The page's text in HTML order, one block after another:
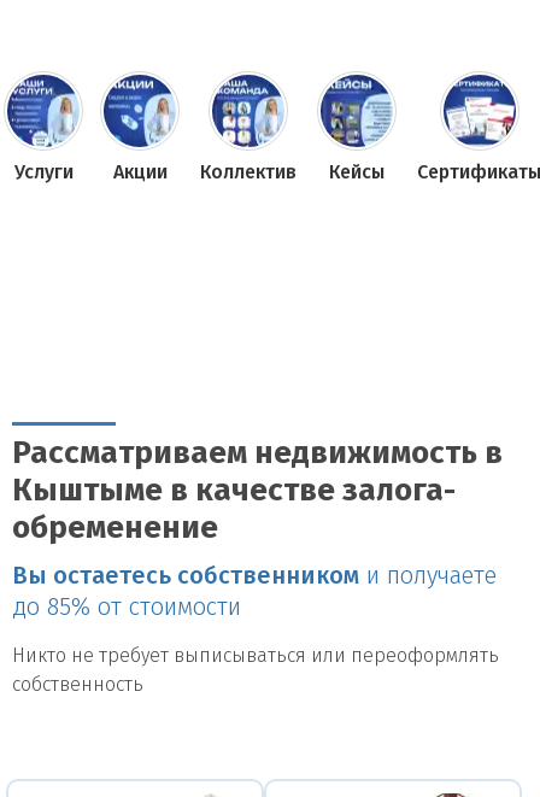
Услуги Акции Коллектив Кейсы Сертификаты
Рассматриваем недвижимость в
Кыштыме в качестве залога-
обременение
Вы остаетесь собственником и получаете
до 85% от стоимости
Никто не требует выписываться или переоформлять
собственность